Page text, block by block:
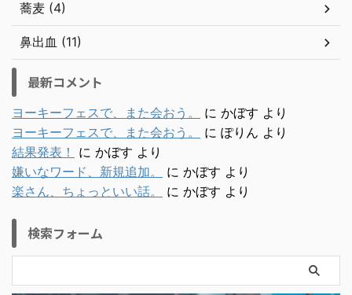
蕎麦 (4)
鼻出血 (11)
最新コメント
ヨーキーフェスで、また会おう。 に かぼす より
ヨーキーフェスで、また会おう。
に ぽりん より
結果発表！
に かぼす より
嫌いなワード、新規追加。
に かぼす より
楽さん、ちょっといい話。
に かぼす より
検索フォーム